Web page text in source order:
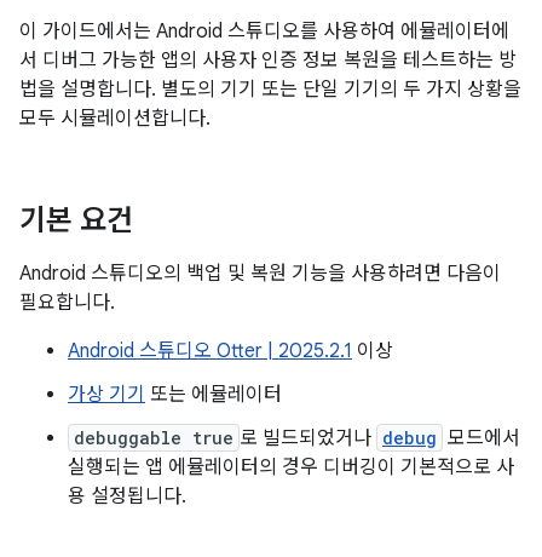
이 가이드에서는 Android 스튜디오를 사용하여 에뮬레이터에
서 디버그 가능한 앱의 사용자 인증 정보 복원을 테스트하는 방
법을 설명합니다. 별도의 기기 또는 단일 기기의 두 가지 상황을
모두 시뮬레이션합니다.
기본 요건
Android 스튜디오의 백업 및 복원 기능을 사용하려면 다음이
필요합니다.
Android 스튜디오 Otter | 2025.2.1 이상
가상 기기 또는 에뮬레이터
debuggable true 로 빌드되었거나 debug 모드에서
실행되는 앱 에뮬레이터의 경우 디버깅이 기본적으로 사
용 설정됩니다.